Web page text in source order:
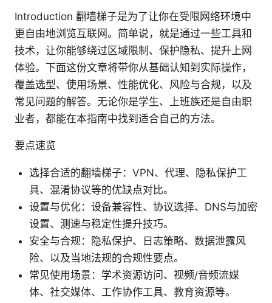
Introduction 翻墙梯子是为了让你在受限网络环境中
更自由地浏览互联网。简单说，就是通过一些工具和
技术，让你能够绕过区域限制、保护隐私、提升上网
体验。下面这份文章将带你从基础认知到实际操作，
覆盖选型、使用场景、性能优化、风险与合规，以及
常见问题的解答。无论你是学生、上班族还是自由职
业者，都能在本指南中找到适合自己的方法。
要点速览
选择合适的翻墙梯子：VPN、代理、隐私保护工
具、混淆协议等的优缺点对比。
设置与优化：设备兼容性、协议选择、DNS与加密
设置、测速与稳定性提升技巧。
安全与合规：隐私保护、日志策略、数据泄露风
险、以及当地法规的合规性要点。
常见使用场景：学术资源访问、视频/音频流媒
体、社交媒体、工作协作工具、教育资源等。